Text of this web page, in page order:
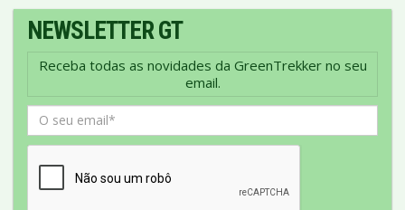
NEWSLETTER GT
Receba todas as novidades da GreenTrekker no seu
email.